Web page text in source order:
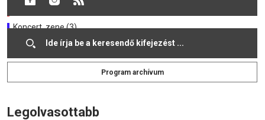
Koncert, zene (3)
Sport, fitt (1)
Program archívum
Legolvasottabb